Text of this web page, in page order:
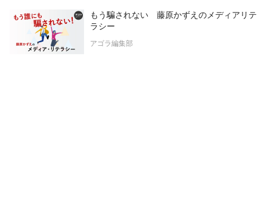
もう騙されない 藤原かずえのメディアリテ
ラシー
アゴラ編集部